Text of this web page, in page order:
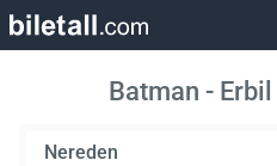
Batman -
Nereden